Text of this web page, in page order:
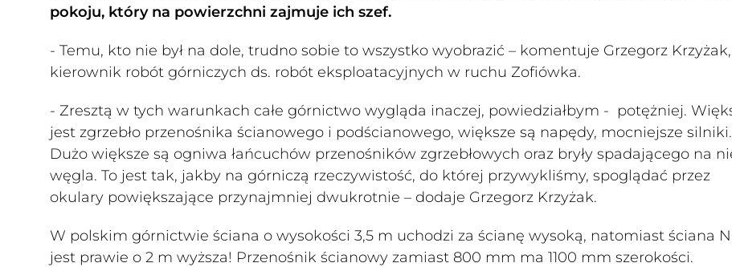
pokoju, który na powierzchni zajmuje ich szef.
- Temu, kto nie był na dole, trudno sobie to wszystko wyobrazić – komentuje Grzegorz Krzyżak,
kierownik robót górniczych ds. robót eksploatacyjnych w ruchu Zofiówka.
- Zresztą w tych warunkach całe górnictwo wygląda inaczej, powiedziałbym - potężniej.
jest zgrzebło przenośnika ścianowego i podścianowego, większe są napędy, mocniejsze silniki.
Dużo większe są ogniwa łańcuchów przenośników zgrzebłowych oraz bryły spadającego na
węgla. To jest tak, jakby na górniczą rzeczywistość, do której przywykliśmy, spoglądać przez
okulary powiększające przynajmniej dwukrotnie – dodaje Grzegorz Krzyżak.
W polskim górnictwie ściana o wysokości 3,5 m uchodzi za ścianę wysoką, natomiast ściana
jest prawie o 2 m wyższa! Przenośnik ścianowy zamiast 800 mm ma 1100 mm szerokości.